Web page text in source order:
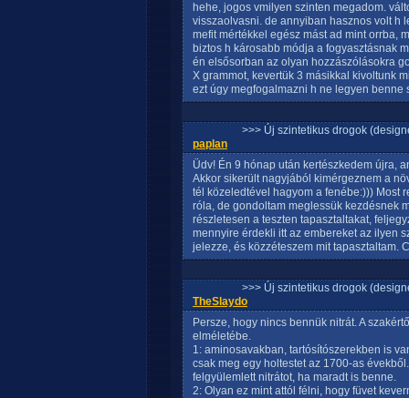
hehe, jogos vmilyen szinten megadom.
visszaolvasni. de annyiban hasznos volt h
mefit mértékkel egész mást ad mint orrba,
biztos h károsabb módja a fogyasztásnak
én elsősorban az olyan hozzászólásokra
X grammot, kevertük 3 másikkal kivoltunk
ezt úgy megfogalmazni h ne legyen benne
>>> Új szintetikus drogok
paplan
Üdv! Én 9 hónap után kertészkedem újra,
Akkor sikerült nagyjából kimérgeznem a
tél közeledtével hagyom a fenébe:))) Most
róla, de gondoltam meglessük kezdésnek
részletesen a teszten tapasztaltakat,
mennyire érdekli itt az embereket az ilyen
jelezze, és közzéteszem mit tapasztaltam.
>>> Új szintetikus drogok
TheSlaydo
Persze, hogy nincs bennük nitrát. A
elméletébe.
1: aminosavakban, tartósítószerekben is
csak meg egy holtestet az 1700-as
felgyülemlett nitrátot, ha maradt is benne.
2: Olyan ez mint attól félni, hogy füvet